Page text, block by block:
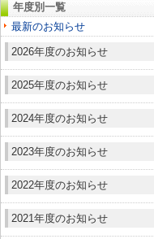
年度別一覧
最新のお知らせ
2026年度のお知らせ
2025年度のお知らせ
2024年度のお知らせ
2023年度のお知らせ
2022年度のお知らせ
2021年度のお知らせ